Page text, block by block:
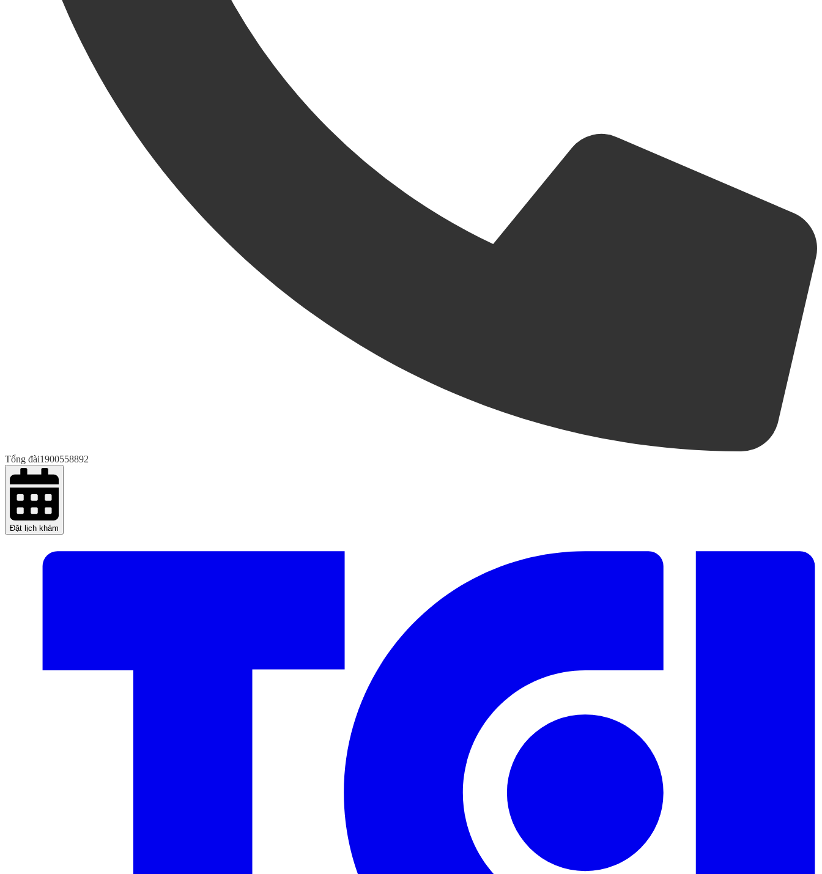
Tổng đài1900558892
Đặt lịch khám